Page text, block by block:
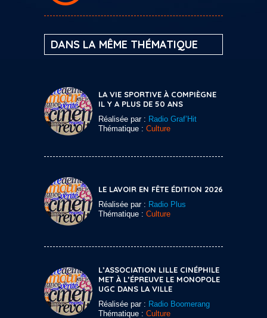
DANS LA MÊME THÉMATIQUE
LA VIE SPORTIVE À COMPIÈGNE
IL Y A PLUS DE 50 ANS
Réalisée par : Radio Graf’Hit
Thématique : Culture
LE LAVOIR EN FÊTE ÉDITION 2026
Réalisée par : Radio Plus
Thématique : Culture
L’ASSOCIATION LILLE CINÉPHILE
MET À L’ÉPREUVE LE MONOPOLE
UGC DANS LA VILLE
Réalisée par : Radio Boomerang
Thématique : Culture